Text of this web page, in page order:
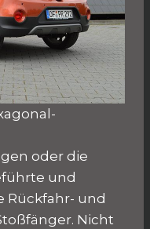
oder die
und
Rückfahr- und
Nicht